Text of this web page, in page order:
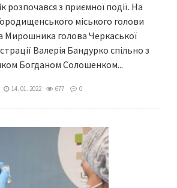
розпочався з приємної події. На
міського голови
Мирошника голова Черкаської
Валерія Бандурко спільно з
Богданом Солошенком...
14. 01. 2022 677 0